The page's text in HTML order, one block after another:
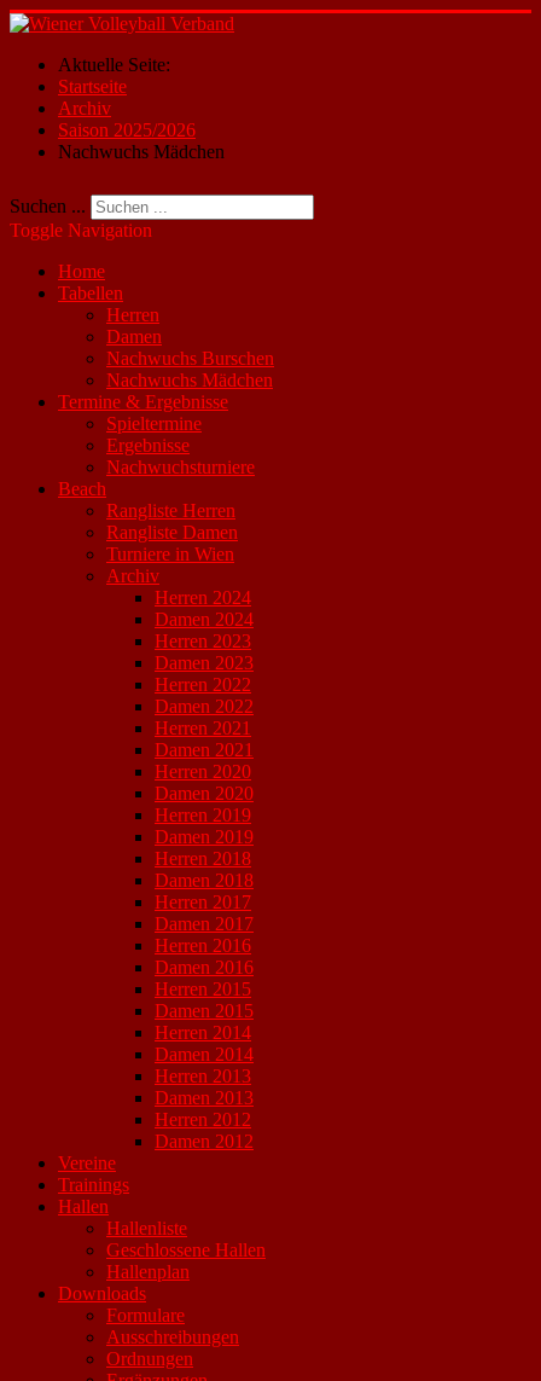
Aktuelle Seite:
Startseite
Archiv
Saison 2025/2026
Nachwuchs Mädchen
Suchen ...
Toggle Navigation
Home
Tabellen
Herren
Damen
Nachwuchs Burschen
Nachwuchs Mädchen
Termine & Ergebnisse
Spieltermine
Ergebnisse
Nachwuchsturniere
Beach
Rangliste Herren
Rangliste Damen
Turniere in Wien
Archiv
Herren 2024
Damen 2024
Herren 2023
Damen 2023
Herren 2022
Damen 2022
Herren 2021
Damen 2021
Herren 2020
Damen 2020
Herren 2019
Damen 2019
Herren 2018
Damen 2018
Herren 2017
Damen 2017
Herren 2016
Damen 2016
Herren 2015
Damen 2015
Herren 2014
Damen 2014
Herren 2013
Damen 2013
Herren 2012
Damen 2012
Vereine
Trainings
Hallen
Hallenliste
Geschlossene Hallen
Hallenplan
Downloads
Formulare
Ausschreibungen
Ordnungen